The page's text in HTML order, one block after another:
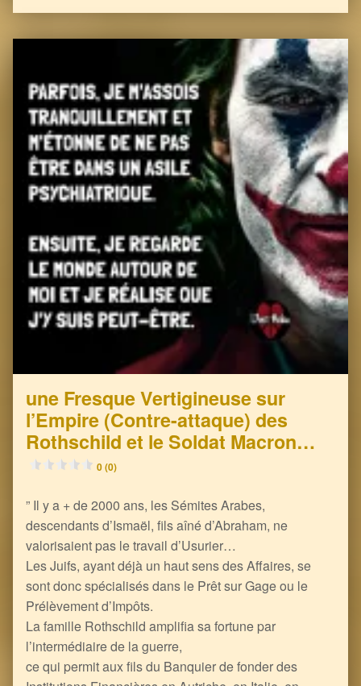
une Fresque Vertigineuse sur
l’Empire (Contre-attaque) des
Rothschild et le Soldat Macron…
0 (0)
” Il y a + de 2000 ans, les Sémites Arabes,
descendants d’Ismaël, fils aîné d’Abraham, ne
valorisaient pas le travail d’Usurier…
Les Juifs, ayant déjà un haut sens des Affaires, se
sont donc spécialisés dans le Prêt sur Gage ou le
Prélèvement d’Impôts.
La famille Rothschild amplifia sa fortune par
l’intermédiaire de la guerre,
ce qui permit aux fils du Banquier de fonder des